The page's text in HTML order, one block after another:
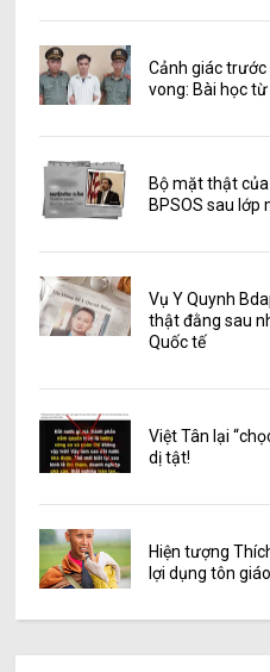
Cảnh giác
vong: Bài học
Bộ mặt thật
BPSOS sau lớp
Vụ Y Quynh
thật đằng sau
Quốc tế
Việt Tân lại
dị tật!
Hiện tượng
lợi dụng tôn